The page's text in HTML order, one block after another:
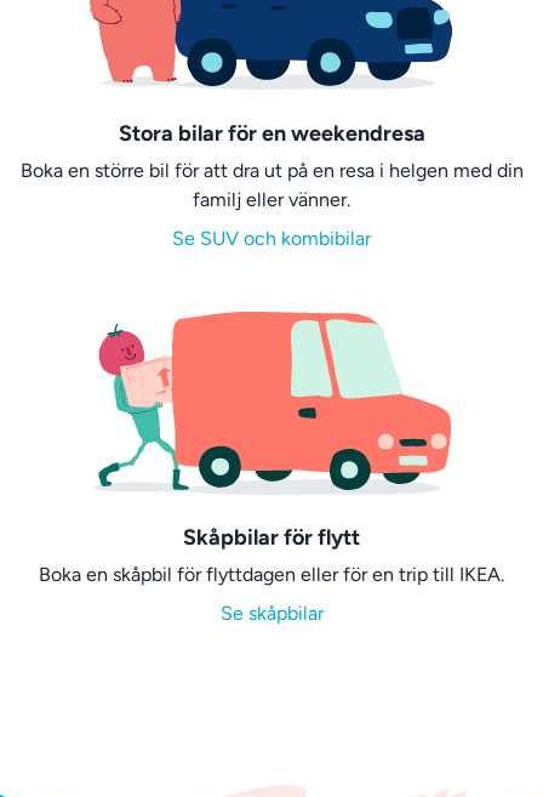
Stora bilar för en weekendresa
Boka en större bil för att dra ut på en resa i helgen med din
familj eller vänner.
Se SUV och kombibilar
Skåpbilar för flytt
Boka en skåpbil för flyttdagen eller för en trip till IKEA.
Se skåpbilar